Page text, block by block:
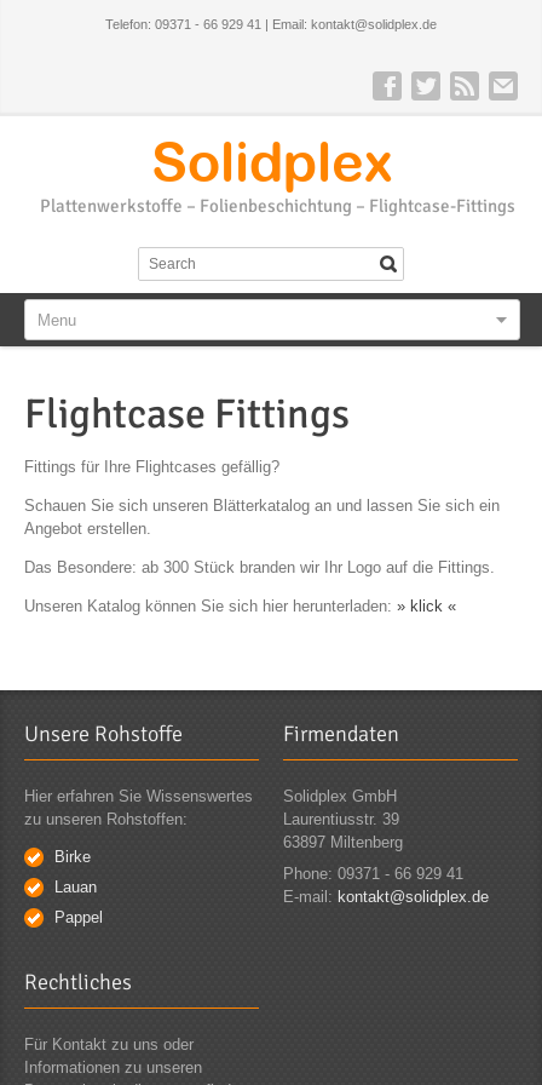
Telefon: 09371 - 66 929 41 | Email: kontakt@solidplex.de
Solidplex
Plattenwerkstoffe – Folienbeschichtung – Flightcase-Fittings
Menu
Flightcase Fittings
Fittings für Ihre Flightcases gefällig?
Schauen Sie sich unseren Blätterkatalog an und lassen Sie sich ein
Angebot erstellen.
Das Besondere: ab 300 Stück branden wir Ihr Logo auf die Fittings.
Unseren Katalog können Sie sich hier herunterladen: » klick «
Unsere Rohstoffe
Hier erfahren Sie Wissenswertes
zu unseren Rohstoffen:
Birke
Lauan
Pappel
Firmendaten
Solidplex GmbH
Laurentiusstr. 39
63897 Miltenberg
Phone: 09371 - 66 929 41
E-mail: kontakt@solidplex.de
Rechtliches
Für Kontakt zu uns oder
Informationen zu unseren